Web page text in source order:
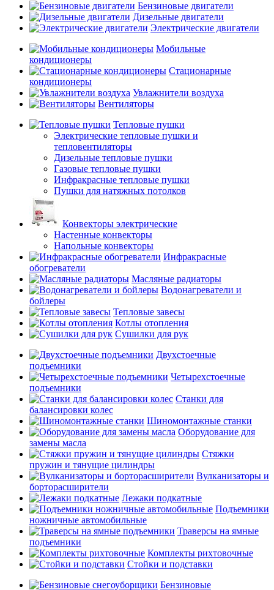
Бензиновые двигатели
Дизельные двигатели
Электрические двигатели
Мобильные
кондиционеры
Стационарные
кондиционеры
Увлажнители воздуха
Вентиляторы
Тепловые пушки
Электрические тепловые пушки и
тепловентиляторы
Дизельные тепловые пушки
Газовые тепловые пушки
Инфракрасные тепловые пушки
Пушки для натяжных потолков
Конвекторы электрические
Настенные конвекторы
Напольные конвекторы
Инфракрасные
обогреватели
Масляные радиаторы
Водонагреватели и
бойлеры
Тепловые завесы
Котлы отопления
Сушилки для рук
Двухстоечные
подъемники
Четырехстоечные
подъемники
Станки для
балансировки колес
Шиномонтажные станки
Оборудование для
замены масла
Стяжки
пружин и тянущие цилиндры
Вулканизаторы и
борторасширители
Лежаки подкатные
Подъемники
ножничные автомобильные
Траверсы на ямные
подъемники
Комплекты рихтовочные
Стойки и подставки
Бензиновые